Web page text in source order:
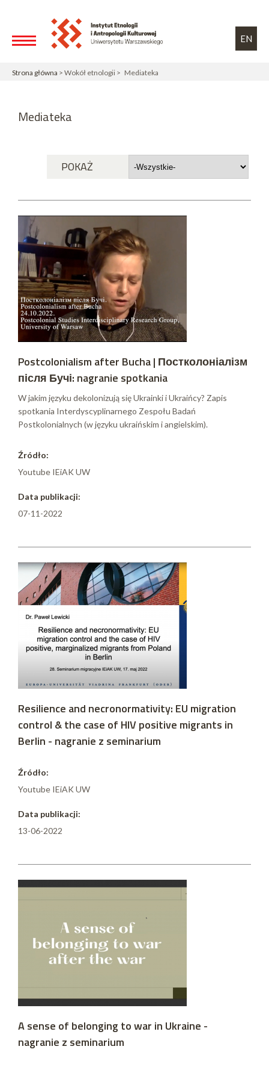
EN
Strona główna > Wokół etnologii > Mediateka
Mediateka
POKAŻ
Postcolonialism after Bucha | Постколоніалізм
після Бучі: nagranie spotkania
W jakim języku dekolonizują się Ukrainki i Ukraińcy? Zapis
spotkania Interdyscyplinarnego Zespołu Badań
Postkolonialnych (w języku ukraińskim i angielskim).
Źródło:
Youtube IEiAK UW
Data publikacji:
07-11-2022
Resilience and necronormativity: EU migration
control & the case of HIV positive migrants in
Berlin - nagranie z seminarium
Źródło:
Youtube IEiAK UW
Data publikacji:
13-06-2022
A sense of belonging to war in Ukraine -
nagranie z seminarium